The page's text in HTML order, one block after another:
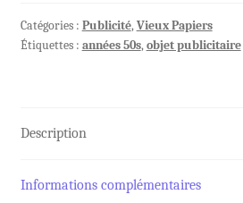
Expo
Universelle
Catégories : Publicité,Vieux Papiers
Étiquettes : années 50s,objet publicitaire
Description
Informations complémentaires